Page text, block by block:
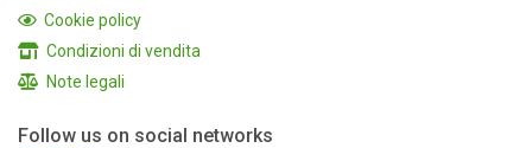
Cookie policy
Condizioni di vendita
Note legali
Follow us on social networks